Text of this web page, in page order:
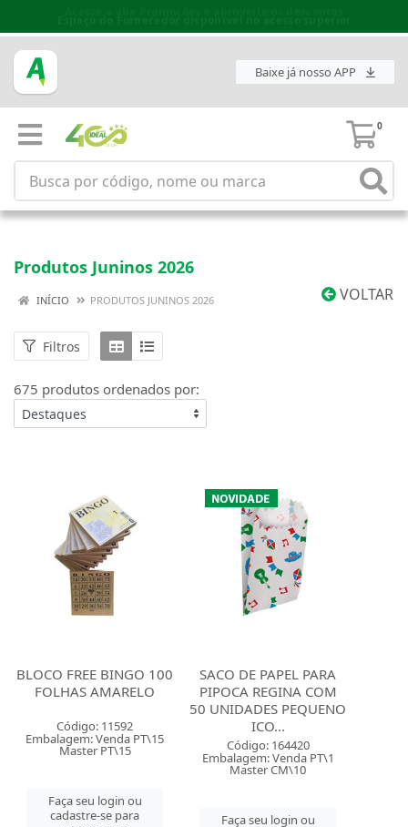
Baixe já nosso APP
0
Produtos Juninos 2026
VOLTAR
INÍCIO PRODUTOS JUNINOS 2026
Filtros
675 produtos ordenados por:
BLOCO FREE BINGO 100
FOLHAS AMARELO
Código: 11592
Embalagem: Venda PT\15
Master PT\15
Faça seu login ou
cadastre-se para
SACO DE PAPEL PARA
PIPOCA REGINA COM
50 UNIDADES PEQUENO
ICO...
Código: 164420
Embalagem: Venda PT\1
Master CM\10
Faça seu login ou